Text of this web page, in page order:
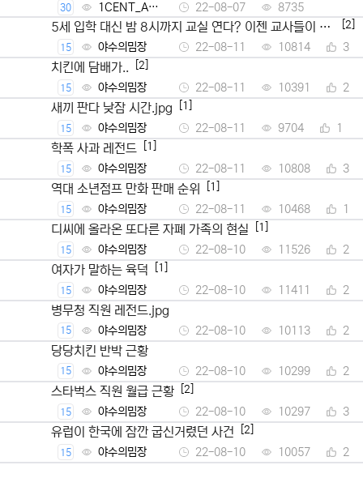
30
1CENT_Ad
min
22-08-07 8735
5세 입학 대신 밤 8시까지 교실 연다? 이젠 교사들이 뿔
났다
[2]
15 야수의밈장 22-08-11 10814 3
치킨에 담배가.. [2]
15 야수의밈장 22-08-11 10391 2
새끼 판다 낮잠 시간.jpg [1]
15 야수의밈장 22-08-11 9704 1
학폭 사과 레전드 [1]
15 야수의밈장 22-08-11 10808 3
역대 소년점프 만화 판매 순위 [1]
15 야수의밈장 22-08-11 10468 1
디씨에 올라온 또다른 자폐 가족의 현실 [1]
15 야수의밈장 22-08-10 11526 2
여자가 말하는 육덕 [1]
15 야수의밈장 22-08-10 11411 2
병무청 직원 레전드.jpg
15 야수의밈장 22-08-10 10113 2
당당치킨 반박 근황
15 야수의밈장 22-08-10 10299 2
스타벅스 직원 월급 근황 [2]
15 야수의밈장 22-08-10 10297 3
유럽이 한국에 잠깐 굽신거렸던 사건 [2]
15 야수의밈장 22-08-10 10057 2